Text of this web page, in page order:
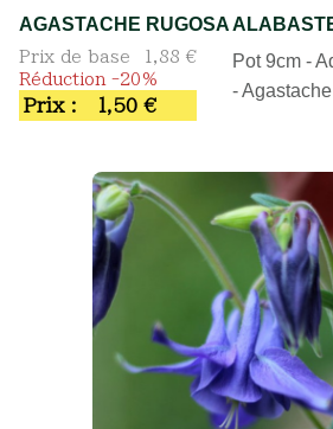
AGASTACHE RUGOSA
Prix de base
1,88 €
Réduction -20%
Prix : 1,50 €
Pot 9cm -
-